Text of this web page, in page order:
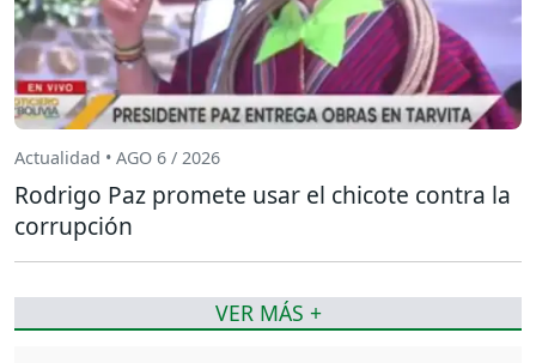
Actualidad • AGO 6 / 2026
Rodrigo Paz promete usar el chicote contra la
corrupción
VER MÁS +